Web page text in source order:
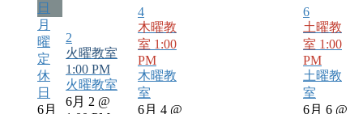
日
月
曜
定
休
日
6月
2
火曜教室
1:00 PM
火曜教室
6月 2 @
4
木曜教
室 1:00
PM
木曜教
室
6月 4 @
6
土曜教
室 1:00
PM
土曜教
室
6月 6 @